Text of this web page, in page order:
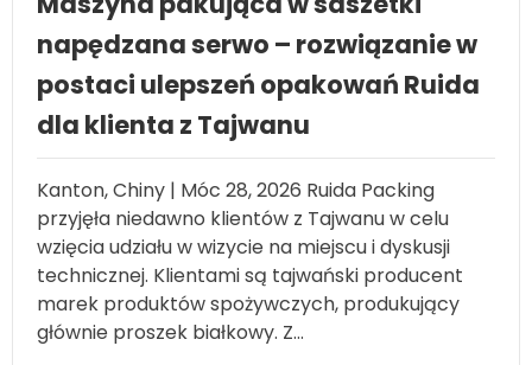
napędzana serwo – rozwiązanie w
postaci ulepszeń opakowań Ruida
dla klienta z Tajwanu
Kanton, Chiny | Móc 28, 2026 Ruida Packing
przyjęła niedawno klientów z Tajwanu w celu
wzięcia udziału w wizycie na miejscu i dyskusji
technicznej. Klientami są tajwański producent
marek produktów spożywczych, produkujący
głównie proszek białkowy. Z...